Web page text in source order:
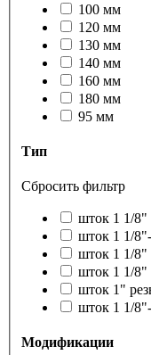
100 мм
120 мм
130 мм
140 мм
160 мм
180 мм
95 мм
Тип
Сбросить фильтр
шток 1 1/
шток 1 1/
шток 1 1/
шток 1 1/8"
шток 1"
шток 1 1/
Модификации